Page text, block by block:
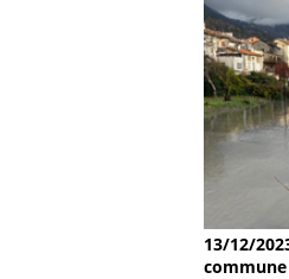
13/12/
commune